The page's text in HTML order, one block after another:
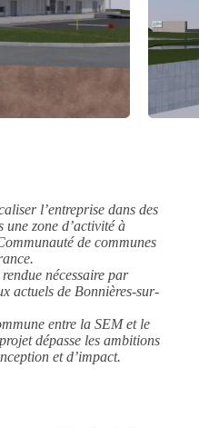
l’entreprise dans des
une zone d’activité à
de communes
nécessaire par
actuels de Bonnières-sur-
entre la SEM et le
dépasse les ambitions
et d’impact.